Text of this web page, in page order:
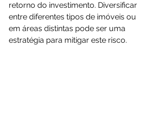
retorno do investimento. Diversificar
entre diferentes tipos de imóveis ou
em áreas distintas pode ser uma
estratégia para mitigar este risco.